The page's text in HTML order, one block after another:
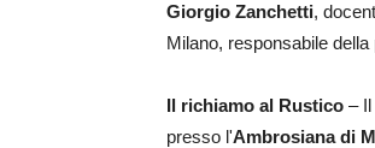
Giorgio Zanchetti,
Milano, responsabile
Il richiamo al Rustico –
presso l'Ambrosiana di